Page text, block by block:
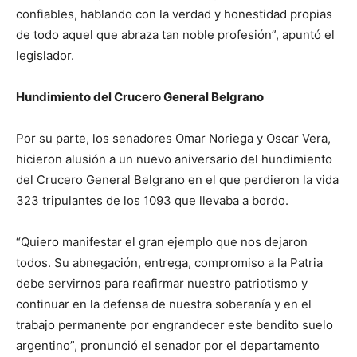
confiables, hablando con la verdad y honestidad propias
de todo aquel que abraza tan noble profesión”, apuntó el
legislador.
Hundimiento del Crucero General Belgrano
Por su parte, los senadores Omar Noriega y Oscar Vera,
hicieron alusión a un nuevo aniversario del hundimiento
del Crucero General Belgrano en el que perdieron la vida
323 tripulantes de los 1093 que llevaba a bordo.
“Quiero manifestar el gran ejemplo que nos dejaron
todos. Su abnegación, entrega, compromiso a la Patria
debe servirnos para reafirmar nuestro patriotismo y
continuar en la defensa de nuestra soberanía y en el
trabajo permanente por engrandecer este bendito suelo
argentino”, pronunció el senador por el departamento